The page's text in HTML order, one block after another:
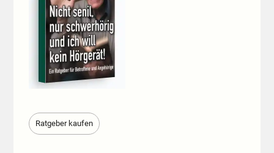
Ratgeber kaufen